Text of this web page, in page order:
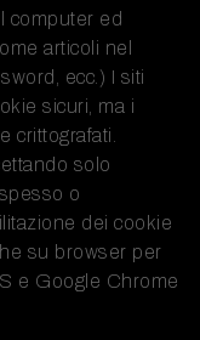
computer ed
articoli nel
ecc.) I siti
sicuri, ma i
crittografati.
solo
o
dei cookie
su browser per
e Google Chrome